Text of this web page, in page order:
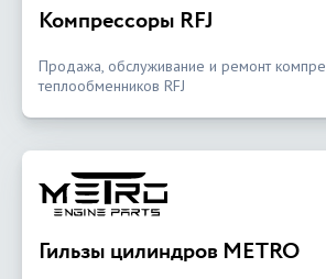
Компрессоры RFJ
Продажа, обслуживание и ремонт
теплообменников RFJ
Гильзы цилиндров METRO